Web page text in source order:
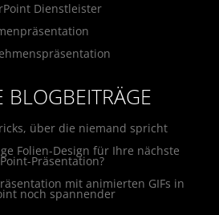
Dienstleister
BLOGBEITRÄGE
über die niemand spricht
Folien-Design für Ihre nächste
Präsentation?
mit animierten GIFs in
noch spannender